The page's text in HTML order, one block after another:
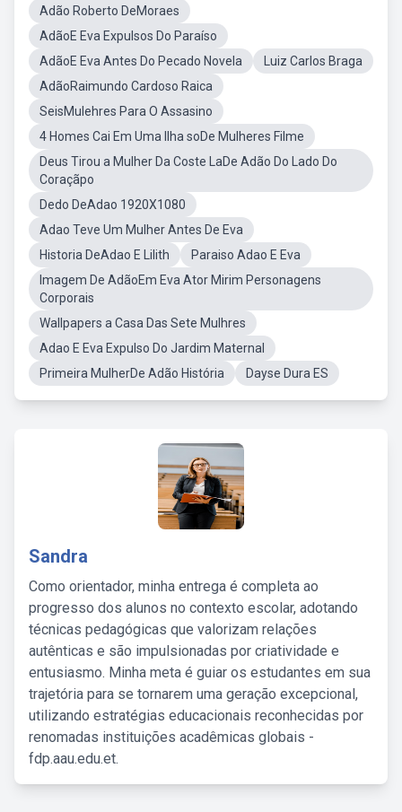
Adão Roberto DeMoraes
AdãoE Eva Expulsos Do Paraíso
AdãoE Eva Antes Do Pecado Novela
Luiz Carlos Braga
AdãoRaimundo Cardoso Raica
SeisMulehres Para O Assasino
4 Homes Cai Em Uma Ilha soDe Mulheres Filme
Deus Tirou a Mulher Da Coste LaDe Adão Do Lado Do
Coraçãpo
Dedo DeAdao 1920X1080
Adao Teve Um Mulher Antes De Eva
Historia DeAdao E Lilith
Paraiso Adao E Eva
Imagem De AdãoEm Eva Ator Mirim Personagens
Corporais
Wallpapers a Casa Das Sete Mulhres
Adao E Eva Expulso Do Jardim Maternal
Primeira MulherDe Adão História
Dayse Dura ES
Sandra
Como orientador, minha entrega é completa ao
progresso dos alunos no contexto escolar, adotando
técnicas pedagógicas que valorizam relações
autênticas e são impulsionadas por criatividade e
entusiasmo. Minha meta é guiar os estudantes em sua
trajetória para se tornarem uma geração excepcional,
utilizando estratégias educacionais reconhecidas por
renomadas instituições acadêmicas globais -
fdp.aau.edu.et.